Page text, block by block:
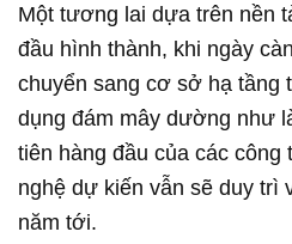
Một tương lai dựa trên nền
đầu hình thành, khi ngày
chuyển sang cơ sở hạ tầng
dụng đám mây dường như
tiên hàng đầu của các công
nghệ dự kiến ​​vẫn sẽ duy trì
năm tới.